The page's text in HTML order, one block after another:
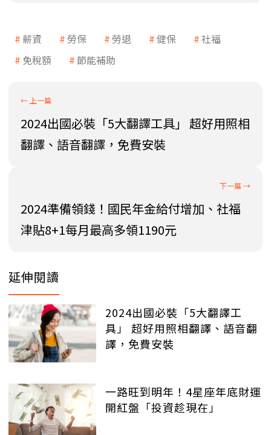
薪資 勞保 勞退 健保
社福
免稅額
節能補助
2024出國必裝「5大翻譯工具」 超好用照相
翻譯、語音翻譯，免費安裝
2024準備領錢！國民年金給付增加、社福
津貼8+1每月最高多領1190元
延伸閱讀
2024出國必裝「5大翻譯工
具」 超好用照相翻譯、語音翻
譯，免費安裝
一路旺到明年！4星座年底財運
開紅盤「投資趁現在」